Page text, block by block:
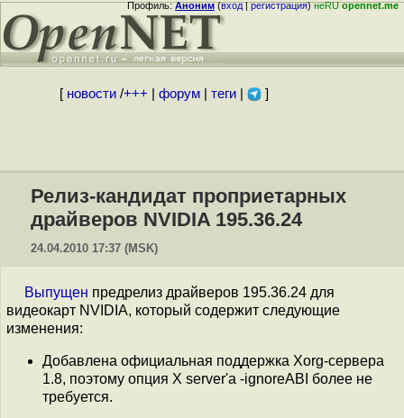
Профиль:Аноним(вход|регистрация)неRUopennet.me
[ новости/+++ форум| теги| ]
Релиз-кандидат проприетарных
драйверов NVIDIA 195.36.24
24.04.2010 17:37 (MSK)
Выпущен предрелиз драйверов 195.36.24 для
видеокарт NVIDIA, который содержит следующие
изменения:
Добавлена официальная поддержка Xorg-сервера
1.8, поэтому опция X server'a -ignoreABI более не
требуется.